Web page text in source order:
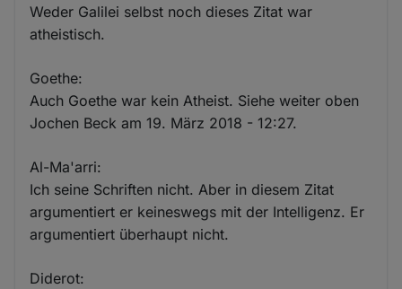
Weder Galilei selbst noch dieses Zitat war
atheistisch.
Goethe:
Auch Goethe war kein Atheist. Siehe weiter oben
Jochen Beck am 19. März 2018 - 12:27.
Al-Ma'arri:
Ich seine Schriften nicht. Aber in diesem Zitat
argumentiert er keineswegs mit der Intelligenz. Er
argumentiert überhaupt nicht.
Diderot: